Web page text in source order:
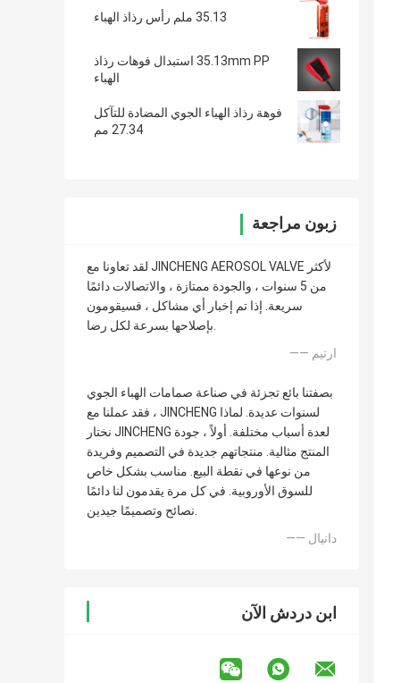
35.13 ملم رأس رذاذ الهباء
35.13mm PP استبدال فوهات رذاذ
الهباء
فوهة رذاذ الهباء الجوي المضادة للتآكل
27.34 مم
زبون مراجعة
لقد تعاونا مع JINCHENG AEROSOL VALVE لأكثر
من 5 سنوات ، والجودة ممتازة ، والاتصالات دائمًا
سريعة. إذا تم إخبار أي مشاكل ، فسيقومون
بإصلاحها بسرعة لكل رضا.
—— ارتيم
بصفتنا بائع تجزئة في صناعة صمامات الهباء الجوي
، فقد عملنا مع JINCHENG لسنوات عديدة. لماذا
نختار JINCHENG لعدة أسباب مختلفة. أولاً ، جودة
المنتج مثالية. منتجاتهم جديدة في التصميم وفريدة
من نوعها في نقطة البيع. مناسب بشكل خاص
للسوق الأوروبية. في كل مرة يقدمون لنا دائمًا
نصائح وتصميمًا جيدين.
—— دانيال
ابن دردش الآن